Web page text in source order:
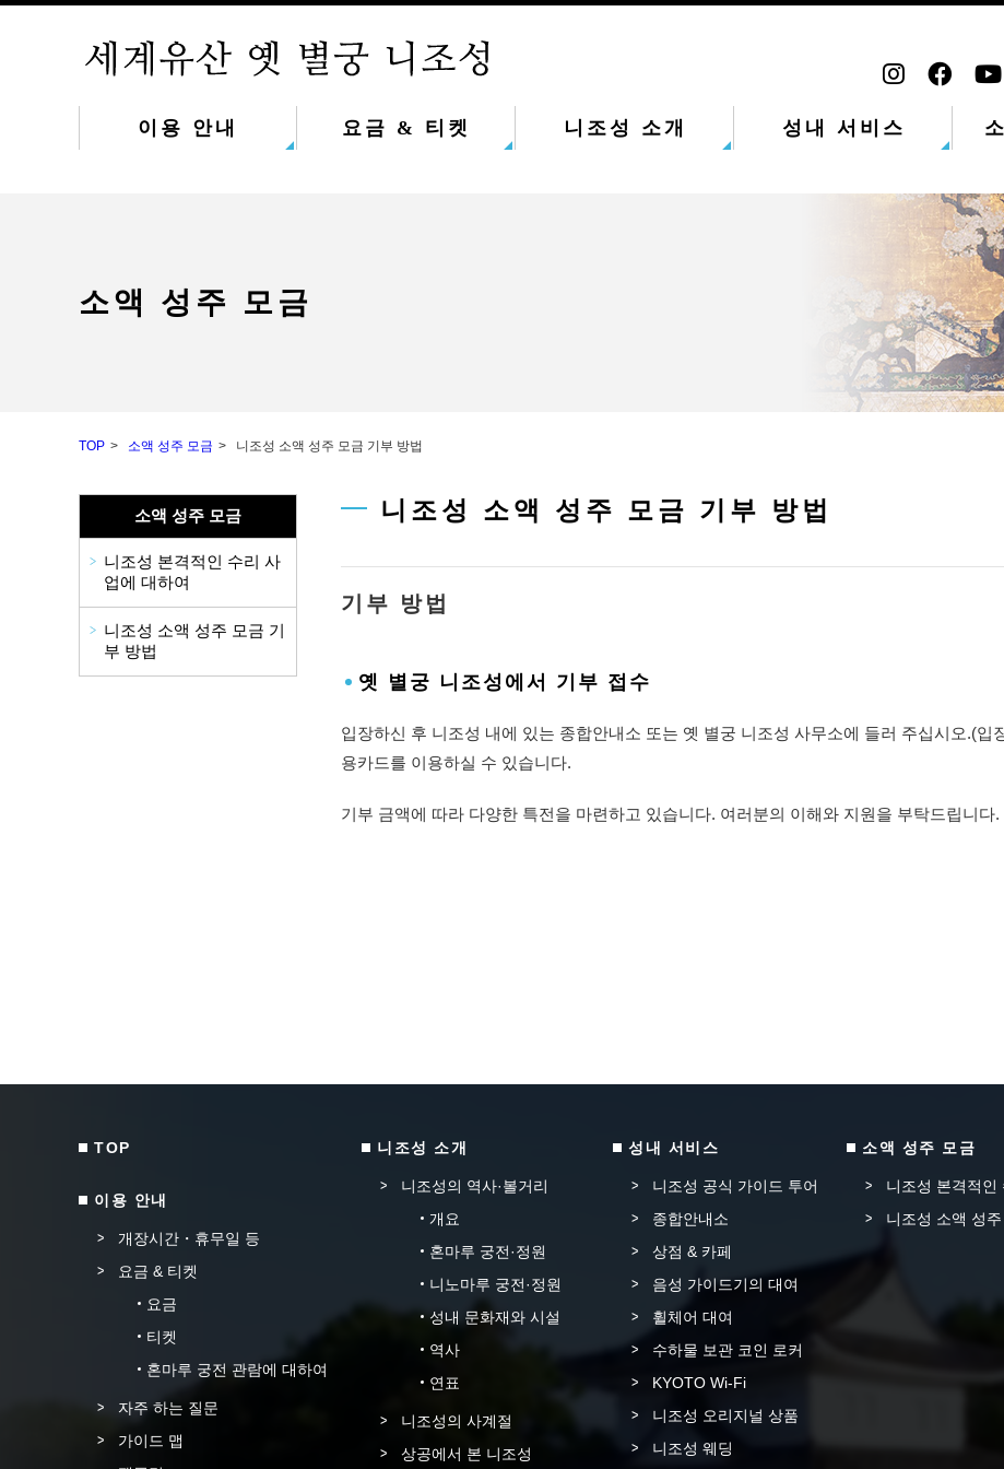
이용 안내 요금 & 티켓 니조성 소개 성내 서비스
소액 성주 모금
TOP 소액 성주 모금 니조성 소액 성주 모금 기부 방법
니조성 소액 성주 모금 기부 방법
기부 방법
옛 별궁 니조성에서 기부 접수
입장하신 후 니조성 내에 있는 종합안내소 또는 옛 별궁 니조성 사무소에 들러 주십시오.(
용카드를 이용하실 수 있습니다.
기부 금액에 따라 다양한 특전을 마련하고 있습니다. 여러분의 이해와 지원을 부탁드립니다.
소액 성주 모금
니조성 본격적인 수리 사
업에 대하여
니조성 소액 성주 모금 기
부 방법
TOP
이용 안내
개장시간・휴무일 등
요금 & 티켓
요금
티켓
혼마루 궁전 관람에 대하여
자주 하는 질문
가이드 맵
니조성 소개
니조성의 역사·볼거리
개요
혼마루 궁전·정원
니노마루 궁전·정원
성내 문화재와 시설
역사
연표
니조성의 사계절
상공에서 본 니조성
성내 서비스
니조성 공식 가이드 투어
종합안내소
상점 & 카페
음성 가이드기의 대여
휠체어 대여
수하물 보관 코인 로커
KYOTO Wi-Fi
니조성 오리지널 상품
니조성 웨딩
소액 성주 모금
니조성 본격적인
니조성 소액 성